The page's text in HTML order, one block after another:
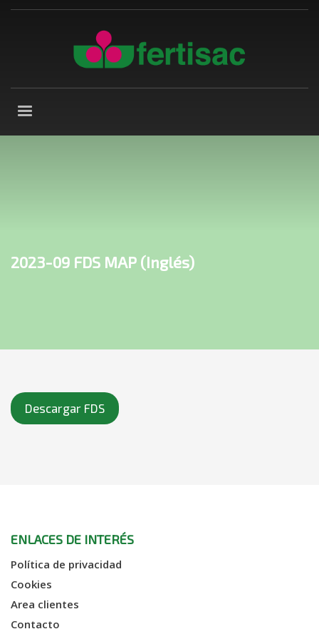
2023-09 FDS MAP (Inglés)
Descargar FDS
ENLACES DE INTERÉS
Política de privacidad
Cookies
Area clientes
Contacto